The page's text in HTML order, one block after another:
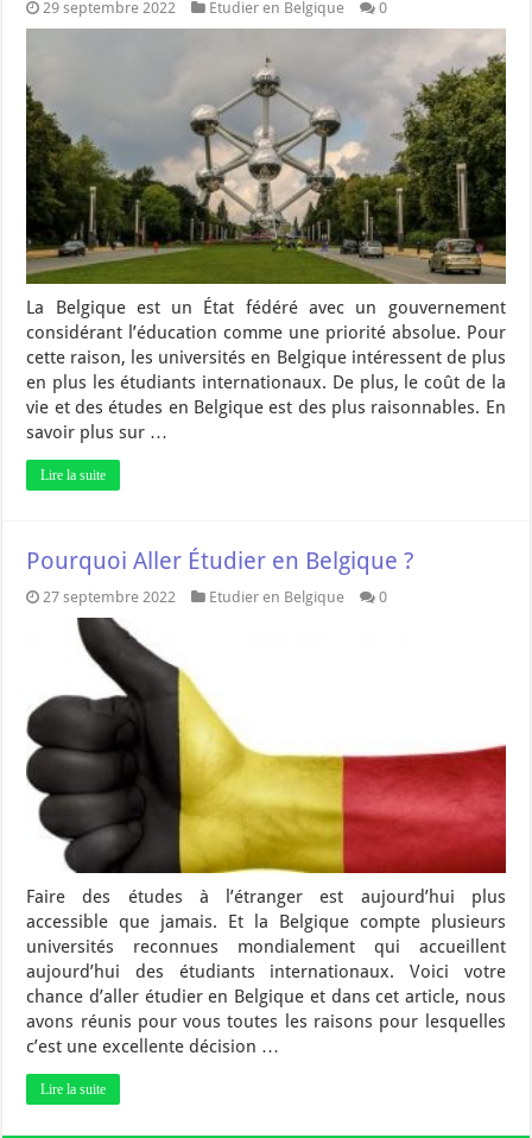
29 septembre 2022 Etudier en Belgique 0
La Belgique est un État fédéré avec un gouvernement
considérant l’éducation comme une priorité absolue. Pour
cette raison, les universités en Belgique intéressent de plus
en plus les étudiants internationaux. De plus, le coût de la
vie et des études en Belgique est des plus raisonnables. En
savoir plus sur …
Lire la suite
Pourquoi Aller Étudier en Belgique ?
27 septembre 2022 Etudier en Belgique 0
Faire des études à l’étranger est aujourd’hui plus
accessible que jamais. Et la Belgique compte plusieurs
universités reconnues mondialement qui accueillent
aujourd’hui des étudiants internationaux. Voici votre
chance d’aller étudier en Belgique et dans cet article, nous
avons réunis pour vous toutes les raisons pour lesquelles
c’est une excellente décision …
Lire la suite